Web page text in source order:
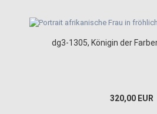
dg3-1305, Königin der
320,00 EUR